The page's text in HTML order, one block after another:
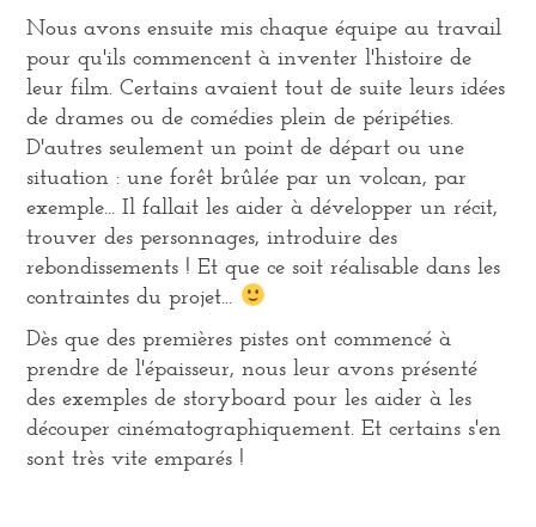
Nous avons ensuite mis chaque équipe au travail
pour qu'ils commencent à inventer l'histoire de
leur film. Certains avaient tout de suite leurs idées
de drames ou de comédies plein de péripéties.
D'autres seulement un point de départ ou une
situation : une forêt brûlée par un volcan, par
exemple... Il fallait les aider à développer un récit,
trouver des personnages, introduire des
rebondissements ! Et que ce soit réalisable dans les
contraintes du projet...
Dès que des premières pistes ont commencé à
prendre de l'épaisseur, nous leur avons présenté
des exemples de storyboard pour les aider à les
découper cinématographiquement. Et certains s'en
sont très vite emparés !